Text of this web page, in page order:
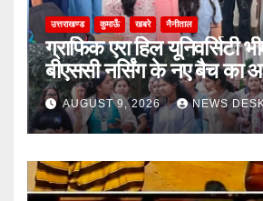
उत्तराखण्ड कुमाऊँ खबरे नैनीताल
ग्राफिक एरा हिल यूनिवर्सिटी
बीएससी नर्सिंग के नए बैच का
AUGUST 9, 2026 NEWS